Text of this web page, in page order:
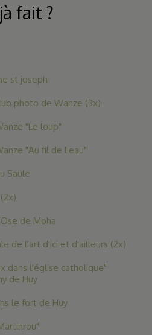
fait ?
st joseph
photo de Wanze (3x)
"Le loup"
"Au fil de l'eau"
Saule
de Moha
de l'art d'ici et d'ailleurs (2x)
dans l'église catholique"
de Huy
le fort de Huy